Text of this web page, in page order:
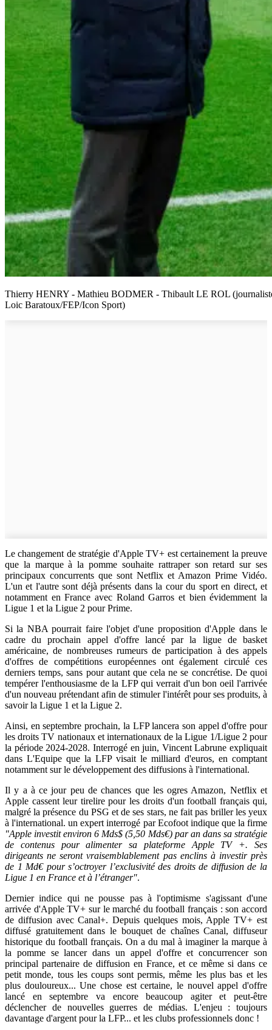
Thierry HENRY - Mathieu BODMER - Thibault LE ROL
Loic Baratoux/FEP/Icon Sport)
Le changement de stratégie d'Apple TV+ est certainement la preuve
que la marque à la pomme souhaite rattraper son retard sur ses
principaux concurrents que sont Netflix et Amazon Prime Vidéo.
L'un et l'autre sont déjà présents dans la cour du sport en direct, et
notamment en France avec Roland Garros et bien évidemment la
Ligue 1 et la Ligue 2 pour Prime.
Si la NBA pourrait faire l'objet d'une proposition d'Apple dans le
cadre du prochain appel d'offre lancé par la ligue de basket
américaine, de nombreuses rumeurs de participation à des appels
d'offres de compétitions européennes ont également circulé ces
derniers temps, sans pour autant que cela ne se concrétise. De quoi
tempérer l'enthousiasme de la LFP qui verrait d'un bon oeil l'arrivée
d'un nouveau prétendant afin de stimuler l'intérêt pour ses produits, à
savoir la Ligue 1 et la Ligue 2.
Ainsi, en septembre prochain, la LFP lancera son appel d'offre pour
les droits TV nationaux et internationaux de la Ligue 1/Ligue 2 pour
la période 2024-2028. Interrogé en juin, Vincent Labrune expliquait
dans L'Equipe que la LFP visait le milliard d'euros, en comptant
notamment sur le développement des diffusions à l'international.
Il y a à ce jour peu de chances que les ogres Amazon, Netflix et
Apple cassent leur tirelire pour les droits d'un football français qui,
malgré la présence du PSG et de ses stars, ne fait pas briller les yeux
à l'international. un expert interrogé par Ecofoot indique que la firme
"Apple investit environ 6 Mds$ (5,50 Mds€) par an dans sa stratégie
de contenus pour alimenter sa plateforme Apple TV +. Ses
dirigeants ne seront vraisemblablement pas enclins à investir près
de 1 Md€ pour s’octroyer l’exclusivité des droits de diffusion de la
Ligue 1 en France et à l’étranger".
Dernier indice qui ne pousse pas à l'optimisme s'agissant d'une
arrivée d'Apple TV+ sur le marché du football français : son accord
de diffusion avec Canal+. Depuis quelques mois, Apple TV+ est
diffusé gratuitement dans le bouquet de chaînes Canal, diffuseur
historique du football français. On a du mal à imaginer la marque à
la pomme se lancer dans un appel d'offre et concurrencer son
principal partenaire de diffusion en France, et ce même si dans ce
petit monde, tous les coups sont permis, même les plus bas et les
plus douloureux... Une chose est certaine, le nouvel appel d'offre
lancé en septembre va encore beaucoup agiter et peut-être
déclencher de nouvelles guerres de médias. L'enjeu : toujours
davantage d'argent pour la LFP... et les clubs professionnels donc !